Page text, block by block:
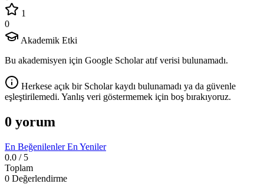
1
0
Akademik Etki
Bu akademisyen için Google Scholar atıf verisi bulunamadı.
Herkese açık bir Scholar kaydı bulunamadı ya da güvenle
eşleştirilemedi. Yanlış veri göstermemek için boş bırakıyoruz.
0 yorum
En BeğenilenlerEn Yeniler
0.0 / 5
Toplam
0 Değerlendirme